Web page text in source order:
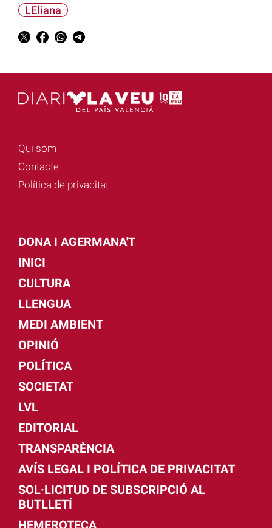
LEliana
Qui som
Contacte
Política de privacitat
DONA I AGERMANA'T
INICI
CULTURA
LLENGUA
MEDI AMBIENT
OPINIÓ
POLÍTICA
SOCIETAT
LVL
EDITORIAL
TRANSPARÈNCIA
AVÍS LEGAL I POLÍTICA DE PRIVACITAT
SOL·LICITUD DE SUBSCRIPCIÓ AL
BUTLLETÍ
HEMEROTECA